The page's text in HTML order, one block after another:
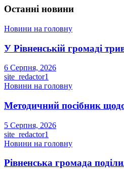
Останні новини
Новини на головну
У Рівненській громаді
6 Серпня, 2026
site_redactor1
Новини на головну
Методичний посібник
5 Серпня, 2026
site_redactor1
Новини на головну
Рівненська громада